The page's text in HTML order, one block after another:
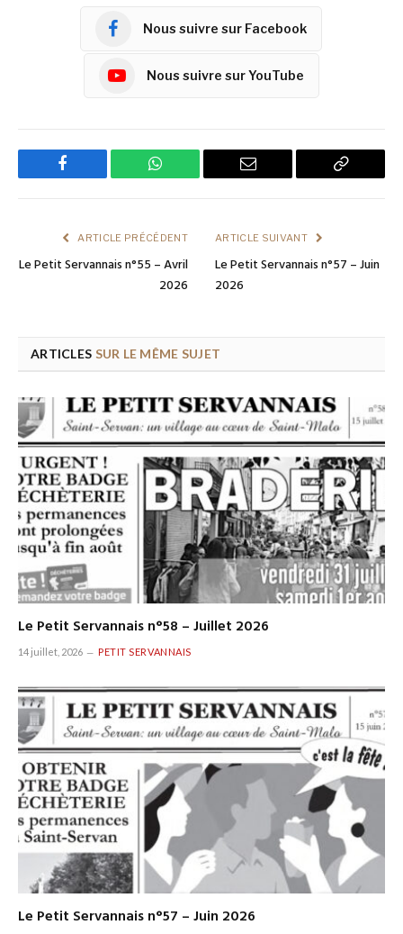
Nous suivre sur Facebook
Nous suivre sur YouTube
Facebook WhatsApp Email
Copy
ARTICLE PRÉCÉDENT
Le Petit Servannais n°55 – Avril
2026
ARTICLE SUIVANT
Le Petit Servannais n°57 – Juin
2026
ARTICLES SUR LE MÊME SUJET
Le Petit Servannais n°58 – Juillet 2026
14 juillet, 2026 PETIT SERVANNAIS
Le Petit Servannais n°57 – Juin 2026